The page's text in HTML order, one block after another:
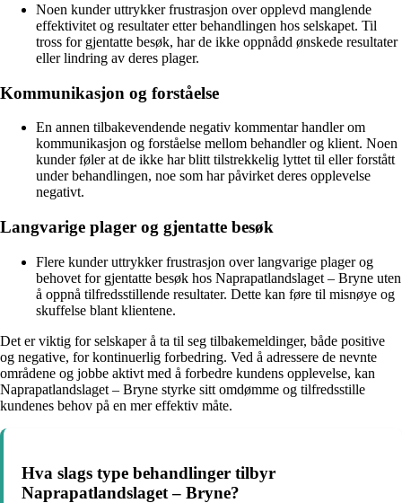
Noen kunder uttrykker frustrasjon over opplevd manglende
effektivitet og resultater etter behandlingen hos selskapet. Til
tross for gjentatte besøk, har de ikke oppnådd ønskede resultater
eller lindring av deres plager.
Kommunikasjon og forståelse
En annen tilbakevendende negativ kommentar handler om
kommunikasjon og forståelse mellom behandler og klient. Noen
kunder føler at de ikke har blitt tilstrekkelig lyttet til eller forstått
under behandlingen, noe som har påvirket deres opplevelse
negativt.
Langvarige plager og gjentatte besøk
Flere kunder uttrykker frustrasjon over langvarige plager og
behovet for gjentatte besøk hos Naprapatlandslaget – Bryne uten
å oppnå tilfredsstillende resultater. Dette kan føre til misnøye og
skuffelse blant klientene.
Det er viktig for selskaper å ta til seg tilbakemeldinger, både positive
og negative, for kontinuerlig forbedring. Ved å adressere de nevnte
områdene og jobbe aktivt med å forbedre kundens opplevelse, kan
Naprapatlandslaget – Bryne styrke sitt omdømme og tilfredsstille
kundenes behov på en mer effektiv måte.
Hva slags type behandlinger tilbyr
Naprapatlandslaget – Bryne?